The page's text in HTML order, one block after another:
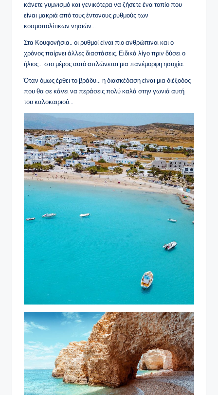
κάνετε γυμνισμό και γενικότερα να ζήσετε ένα τοπίο που
είναι μακριά από τους έντονους ρυθμούς των
κοσμοπολίτικων νησιών…
Στα Κουφονήσια.. οι ρυθμοί είναι πιο ανθρώπινοι και ο
χρόνος παίρνει άλλες διαστάσεις. Ειδικά λίγο πριν δύσει ο
ήλιος… στο μέρος αυτό απλώνεται μια πανέμορφη ησυχία.
Όταν όμως έρθει το βράδυ… η διασκέδαση είναι μια διέξοδος
που θα σε κάνει να περάσεις πολύ καλά στην γωνιά αυτή
του καλοκαιριού…